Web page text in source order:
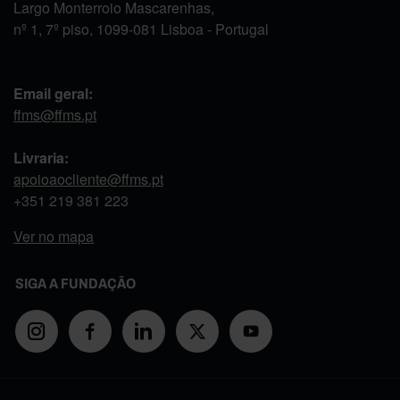
Largo Monterroio Mascarenhas,
nº 1, 7º piso, 1099-081 Lisboa - Portugal
Email geral:
ffms@ffms.pt
Livraria:
apoioaocliente@ffms.pt
+351 219 381 223
Ver no mapa
SIGA A FUNDAÇÃO